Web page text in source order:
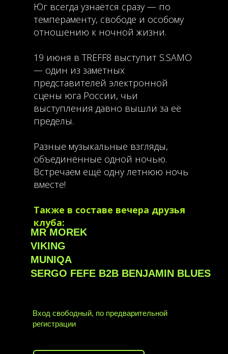
Юг всегда узнаётся сразу — по
темпераменту, свободе и особому
отношению к ночной жизни.
19 июня в TREFF8 выступит S.SAMO
— один из заметных
представителей электронной
сцены юга России, чьи
выступления давно вышли за её
пределы.
Разные музыкальные взгляды,
объединённые одной ночью.
Встречаем ещё одну летнюю ночь
вместе!
Также в составе вечера друзья
клуба:
MR MOREK
VIKING
MUNIQA
SERGO FEFE B2B BENJAMIN BLUES
Вход свободный, по предварительной
регистрации